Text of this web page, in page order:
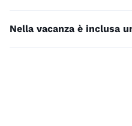
Nella vacanza è inclusa